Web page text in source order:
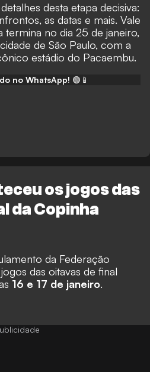
desta etapa decisiva:
as datas e mais. Vale
termina no dia 25 de janeiro,
de São Paulo, com a
estádio do Pacaembu.
no WhatsApp! 🟢📱
os jogos das
da Copinha
da Federação
das oitavas de final
16 e 17 de janeiro.